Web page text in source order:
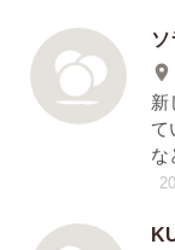
新
て
な